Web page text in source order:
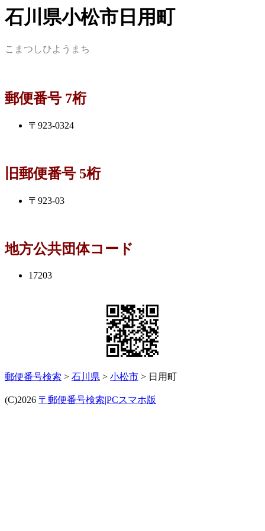
石川県小松市日用町
こまつしひようまち
郵便番号 7桁
〒923-0324
旧郵便番号 5桁
〒923-03
地方公共団体コード
17203
郵便番号検索 > 石川県 > 小松市 > 日用町
(C)2026 〒郵便番号検索|PCスマホ版